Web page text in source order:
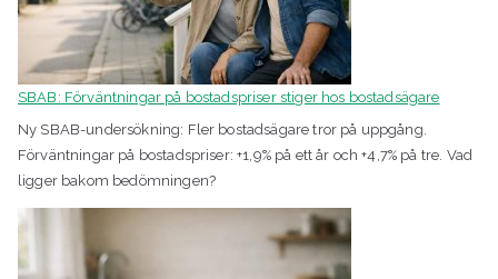
SBAB: Förväntningar på bostadspriser stiger hos bostadsägare
Ny SBAB-undersökning: Fler bostadsägare tror på uppgång.
Förväntningar på bostadspriser: +1,9% på ett år och +4,7% på tre. Vad
ligger bakom bedömningen?